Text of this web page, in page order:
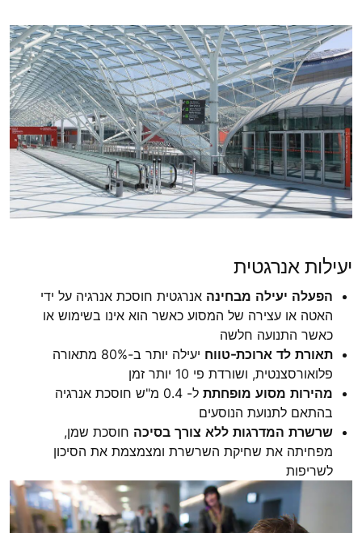
יעילות אנרגטית
הפעלה יעילה מבחינה אנרגטית חוסכת אנרגיה על ידי
האטה או עצירה של המסוע כאשר הוא אינו בשימוש או
כאשר התנועה חלשה
תאורת לד ארוכת-טווח
יעילה יותר ב-80% מתאורה
פלואורסצנטית, ושורדת פי 10 יותר זמן
מהירות מסוע מופחתת
ל- 0.4 מ"ש חוסכת אנרגיה
בהתאם לתנועת הנוסעים
שרשרת המדרגות ללא צורך בסיכה חוסכת שמן,
מפחיתה את שחיקת השרשרת ומצמצמת את הסיכון
לשריפות